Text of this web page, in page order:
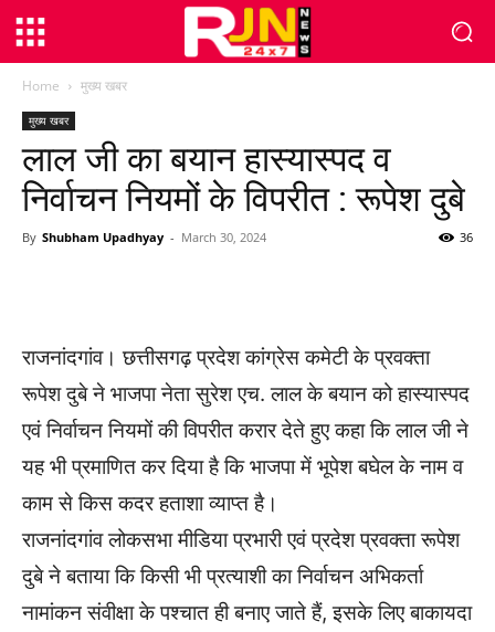
Home मुख्य खबर
मुख्य खबर
लाल जी का बयान हास्यास्पद व
निर्वाचन नियमों के विपरीत : रूपेश दुबे
By Shubham Upadhyay - March 30, 2024 36
राजनांदगांव। छत्तीसगढ़ प्रदेश कांग्रेस कमेटी के प्रवक्ता
रूपेश दुबे ने भाजपा नेता सुरेश एच. लाल के बयान को हास्यास्पद
एवं निर्वाचन नियमों की विपरीत करार देते हुए कहा कि लाल जी ने
यह भी प्रमाणित कर दिया है कि भाजपा में भूपेश बघेल के नाम व
काम से किस कदर हताशा व्याप्त है।
राजनांदगांव लोकसभा मीडिया प्रभारी एवं प्रदेश प्रवक्ता रूपेश
दुबे ने बताया कि किसी भी प्रत्याशी का निर्वाचन अभिकर्ता
नामांकन संवीक्षा के पश्चात ही बनाए जाते हैं, इसके लिए बाकायदा